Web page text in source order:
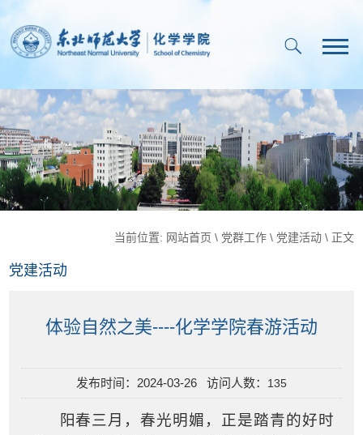
当前位置: 网站首页 \ 党群工作\ 党建活动\ 正文
党建活动
体验自然之美----化学学院春游活动
发布时间：2024-03-26 访问人数： 135
阳春三月，春光明媚，正是踏青的好时